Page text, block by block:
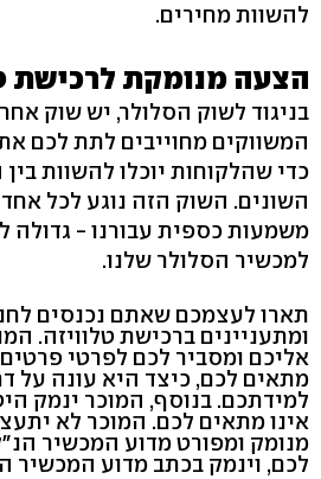
להשוות מחירים.
הצעה מנומקת לרכישת
בניגוד לשוק הסלולר, יש שוק
המשווקים מחוייבים לתת לכם
כדי שהלקוחות יוכלו להשוות
השונים. השוק הזה נוגע לכל אחד
משמעות כספית עבורנו - גדולה
למכשיר הסלולר שלנו.
תארו לעצמכם שאתם נכנסים
ומתעניינים ברכישת טלוויזה.
אליכם ומסביר לכם לפרטי
מתאים לכם, כיצד היא עונה על
למידתכם. בנוסף, המוכר ינמק
אינו מתאים לכם. המוכר לא
מנומק ומפורט מדוע המכשיר
לכם, וינמק בכתב מדוע המכשיר